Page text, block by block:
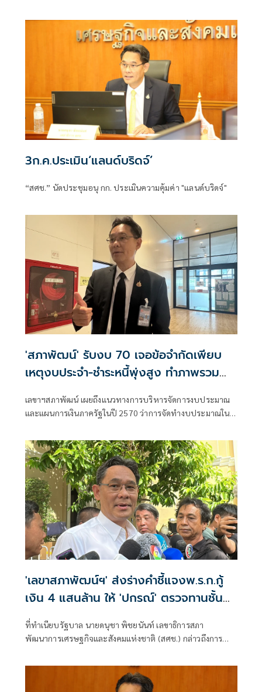
3ก.ค.ประเมิน‘แลนด์บริดจ์’
“สศช.” นัดประชุมอนุ กก. ประเมินความคุ้มค่า "แลนด์บริดจ์"
'สภาพัฒน์' รับงบ 70 เจอข้อจำกัดเพียบ
เหตุงบประจำ-ชำระหนี้พุ่งสูง ทำภาพรวม
เลขาฯสภาพัฒน์ เผยถึงแนวทางการบริหารจัดการงบประมาณ
และแผนการเงินภาครัฐในปี 2570 ว่าการจัดทำงบประมาณในปี
ในงบประมาณประจำ
'เลขาสภาพัฒน์ฯ​' ส่งร่าง​คำชี้แจงพ.ร.ก.กู้
เงิน 4 แสนล้าน​ ให้​ 'ปกรณ์​' ตรวจทานชั้น
สุดท้าย ชี้ไทยช่วยไทยพลัส​กระตุ้นGDP
0.4%
ที่ทำเนียบรัฐบาล นายดนุชา พิชยนันท์ เลขาธิการสภา
พัฒนาการเศรษฐกิจและสังคมแห่งชาติ (สศช.​) กล่าวถึงการ